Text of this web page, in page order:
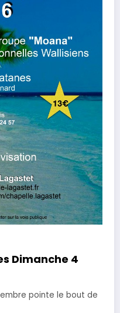
Dimanche 4
pointe le bout de